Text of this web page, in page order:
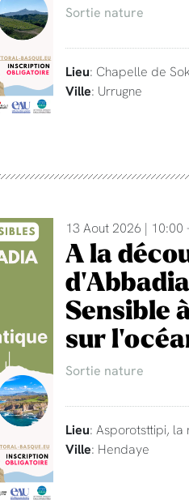
Sortie nature
Lieu: Chapelle de
Ville: Urrugne
13 Aout 2026 | 10:00
A la
Sensible
sur
Sortie nature
Lieu: Asporotsttipi, la
Ville: Hendaye